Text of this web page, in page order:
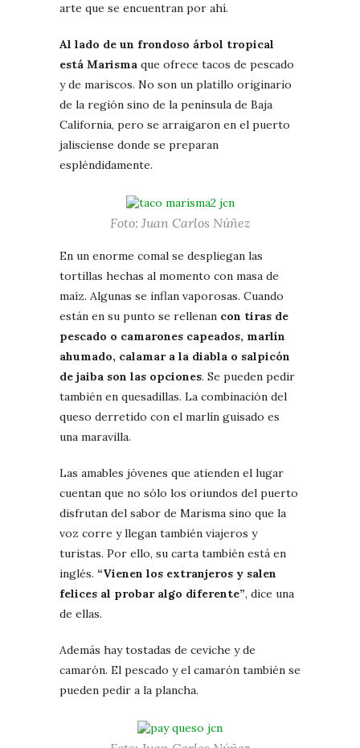
arte que se encuentran por ahí.
Al lado de un frondoso árbol tropical
está Marisma que ofrece tacos de pescado
y de mariscos. No son un platillo originario
de la región sino de la península de Baja
California, pero se arraigaron en el puerto
jalisciense donde se preparan
espléndidamente.
Foto: Juan Carlos Núñez
En un enorme comal se despliegan las
tortillas hechas al momento con masa de
maíz. Algunas se inflan vaporosas. Cuando
están en su punto se rellenan con tiras de
pescado o camarones capeados, marlín
ahumado, calamar a la diabla o salpicón
de jaiba son las opciones. Se pueden pedir
también en quesadillas. La combinación del
queso derretido con el marlín guisado es
una maravilla.
Las amables jóvenes que atienden el lugar
cuentan que no sólo los oriundos del puerto
disfrutan del sabor de Marisma sino que la
voz corre y llegan también viajeros y
turistas. Por ello, su carta también está en
inglés. “Vienen los extranjeros y salen
felices al probar algo diferente”, dice una
de ellas.
Además hay tostadas de ceviche y de
camarón. El pescado y el camarón también se
pueden pedir a la plancha.